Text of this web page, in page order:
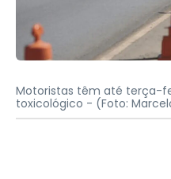
Motoristas têm até terça-
toxicológico - (Foto: